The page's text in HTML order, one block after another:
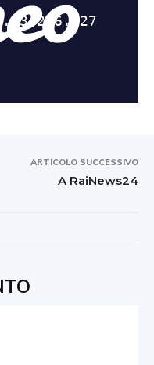
ARTICOLO SUCCESSIVO
A RaiNews24